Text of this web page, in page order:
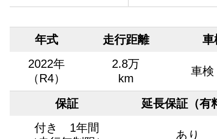
年式 走行距離
車
2022年
（R4）
2.8万
km
車検
保証
延長保証（有
付き 1年間
あり